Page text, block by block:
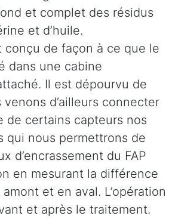
et complet des résidus
et d’huile.
conçu de façon à ce que le
dans une cabine
Il est dépourvu de
d’ailleurs connecter
de certains capteurs nos
qui nous permettrons de
d’encrassement du FAP
en mesurant la différence
et en aval. L’opération
et après le traitement.